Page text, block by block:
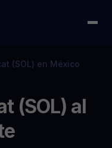
(SOL) en México
(SOL) al